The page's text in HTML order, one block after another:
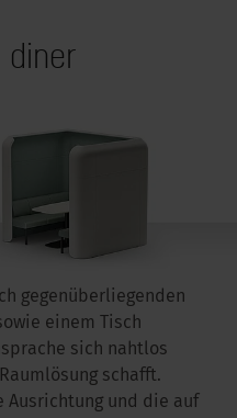
diner
gegenüberliegenden
einem Tisch
sich nahtlos
schafft.
und die auf